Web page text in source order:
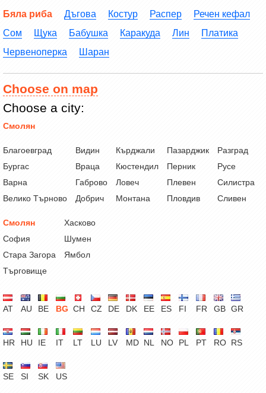
Бяла риба Дъгова Костур Распер
Речен кефал
Сом
Щука Бабушка Каракуда Лин
Платика
Червеноперка
Шаран
Choose on map
Choose a city:
Смолян
Благоевград
Бургас
Варна
Велико Търново
Видин
Враца
Габрово
Добрич
Кърджали
Кюстендил
Ловеч
Монтана
Пазарджик
Перник
Плевен
Пловдив
Разград
Русе
Силистра
Сливен
Смолян
София
Стара Загора
Търговище
Хасково
Шумен
Ямбол
AT AU BE BG CH CZ DE DK EE ES FI FR GB GR
HR HU IE IT LT LU LV MD NL NO PL PT RO RS
SE SI SK US